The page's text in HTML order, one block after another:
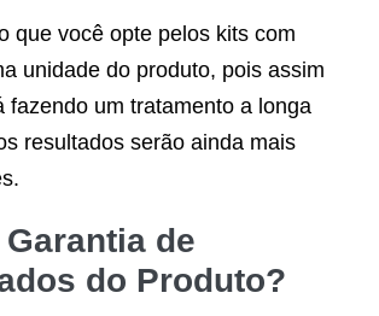
que você opte pelos kits com
unidade do produto, pois assim
fazendo um tratamento a longa
resultados serão ainda mais
de
do Produto?